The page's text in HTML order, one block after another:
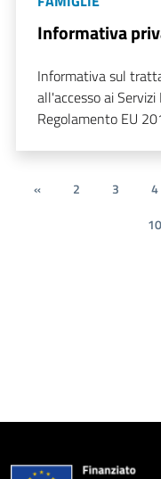
Informativa
Informativa sul
all'accesso ai
Regolamento EU
« 2 3 4
10